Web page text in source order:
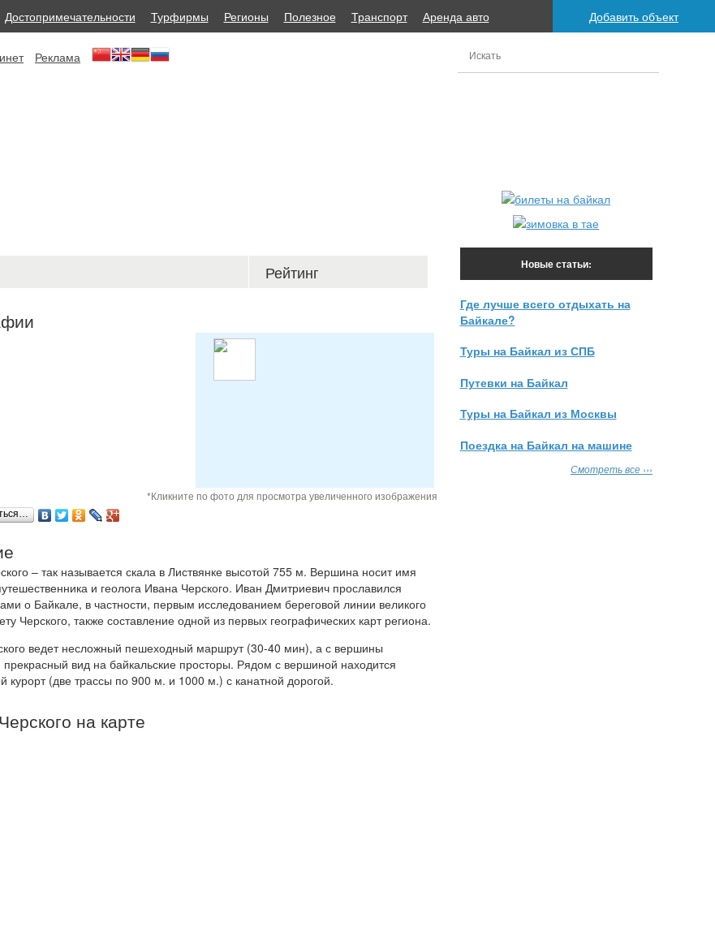
Добавить объект
Достопримечательности Турфирмы Регионы Полезное Транспорт Аренда авто
Реклама
Рейтинг
*Кликните по фото для просмотра увеличенного изображения
– так называется скала в Листвянке высотой 755 м. Вершина носит имя
и геолога Ивана Черского. Иван Дмитриевич прославился
о Байкале, в частности, первым исследованием береговой линии великого
Черского, также составление одной из первых географических карт региона.
ведет несложный пешеходный маршрут (30-40 мин), а с вершины
прекрасный вид на байкальские просторы. Рядом с вершиной находится
курорт (две трассы по 900 м. и 1000 м.) с канатной дорогой.
на карте
Новые статьи:
Где лучше всего отдыхать на
Байкале?
Туры на Байкал из СПБ
Путевки на Байкал
Туры на Байкал из Москвы
Поездка на Байкал на машине
Смотреть все ›››